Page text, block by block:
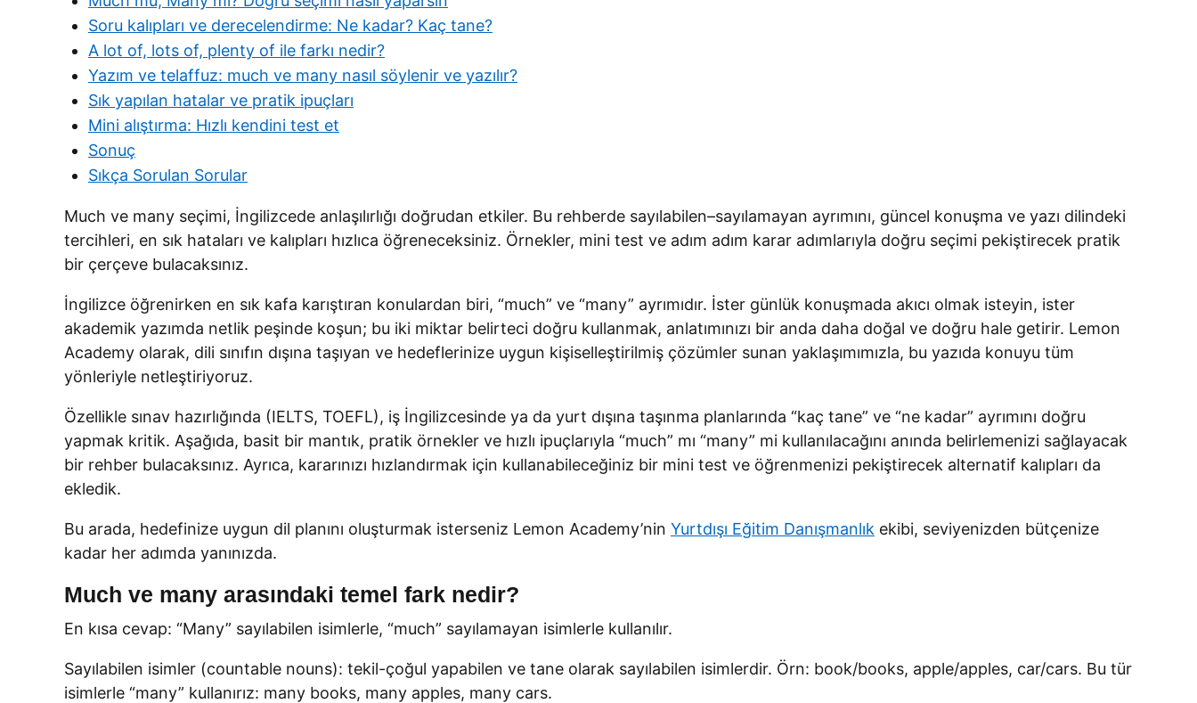
Soru kalıpları ve derecelendirme: Ne kadar? Kaç tane?
A lot of, lots of, plenty of ile farkı nedir?
Yazım ve telaffuz: much ve many nasıl söylenir ve yazılır?
Sık yapılan hatalar ve pratik ipuçları
Mini alıştırma: Hızlı kendini test et
Sonuç
Sıkça Sorulan Sorular
Much ve many seçimi, İngilizcede anlaşılırlığı doğrudan etkiler. Bu rehberde sayılabilen–sayılamayan ayrımını, güncel konuşma ve yazı dilindeki
tercihleri, en sık hataları ve kalıpları hızlıca öğreneceksiniz. Örnekler, mini test ve adım adım karar adımlarıyla doğru seçimi pekiştirecek pratik
bir çerçeve bulacaksınız.
İngilizce öğrenirken en sık kafa karıştıran konulardan biri, “much” ve “many” ayrımıdır. İster günlük konuşmada akıcı olmak isteyin, ister
akademik yazımda netlik peşinde koşun; bu iki miktar belirteci doğru kullanmak, anlatımınızı bir anda daha doğal ve doğru hale getirir. Lemon
Academy olarak, dili sınıfın dışına taşıyan ve hedeflerinize uygun kişiselleştirilmiş çözümler sunan yaklaşımımızla, bu yazıda konuyu tüm
yönleriyle netleştiriyoruz.
Özellikle sınav hazırlığında (IELTS, TOEFL), iş İngilizcesinde ya da yurt dışına taşınma planlarında “kaç tane” ve “ne kadar” ayrımını doğru
yapmak kritik. Aşağıda, basit bir mantık, pratik örnekler ve hızlı ipuçlarıyla “much” mı “many” mi kullanılacağını anında belirlemenizi sağlayacak
bir rehber bulacaksınız. Ayrıca, kararınızı hızlandırmak için kullanabileceğiniz bir mini test ve öğrenmenizi pekiştirecek alternatif kalıpları da
ekledik.
Bu arada, hedefinize uygun dil planını oluşturmak isterseniz Lemon Academy’nin Yurtdışı Eğitim Danışmanlık ekibi, seviyenizden bütçenize
kadar her adımda yanınızda.
Much ve many arasındaki temel fark nedir?
En kısa cevap: “Many” sayılabilen isimlerle, “much” sayılamayan isimlerle kullanılır.
Sayılabilen isimler (countable nouns): tekil-çoğul yapabilen ve tane olarak sayılabilen isimlerdir. Örn: book/books, apple/apples, car/cars. Bu tür
isimlerle “many” kullanırız: many books, many apples, many cars.